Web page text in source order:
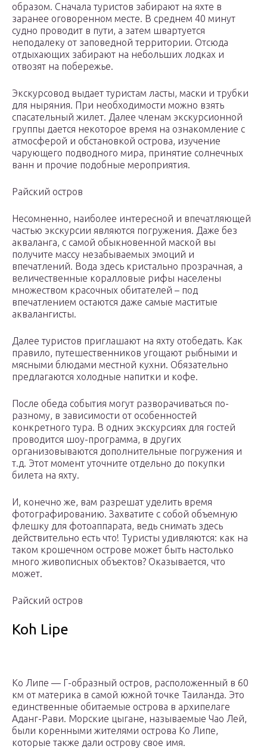
образом. Сначала туристов забирают на яхте в
заранее оговоренном месте. В среднем 40 минут
судно проводит в пути, а затем швартуется
неподалеку от заповедной территории. Отсюда
отдыхающих забирают на небольших лодках и
отвозят на побережье.
Экскурсовод выдает туристам ласты, маски и трубки
для ныряния. При необходимости можно взять
спасательный жилет. Далее членам экскурсионной
группы дается некоторое время на ознакомление с
атмосферой и обстановкой острова, изучение
чарующего подводного мира, принятие солнечных
ванн и прочие подобные мероприятия.
Райский остров
Несомненно, наиболее интересной и впечатляющей
частью экскурсии являются погружения. Даже без
акваланга, с самой обыкновенной маской вы
получите массу незабываемых эмоций и
впечатлений. Вода здесь кристально прозрачная, а
величественные коралловые рифы населены
множеством красочных обитателей – под
впечатлением остаются даже самые маститые
аквалангисты.
Далее туристов приглашают на яхту отобедать. Как
правило, путешественников угощают рыбными и
мясными блюдами местной кухни. Обязательно
предлагаются холодные напитки и кофе.
После обеда события могут разворачиваться по-
разному, в зависимости от особенностей
конкретного тура. В одних экскурсиях для гостей
проводится шоу-программа, в других
организовываются дополнительные погружения и
т.д. Этот момент уточните отдельно до покупки
билета на яхту.
И, конечно же, вам разрешат уделить время
фотографированию. Захватите с собой объемную
флешку для фотоаппарата, ведь снимать здесь
действительно есть что! Туристы удивляются: как на
таком крошечном острове может быть настолько
много живописных объектов? Оказывается, что
может.
Райский остров
Koh Lipe
Ко Липе — Г-образный остров, расположенный в 60
км от материка в самой южной точке Таиланда. Это
единственные обитаемые острова в архипелаге
Аданг-Рави. Морские цыгане, называемые Чао Лей,
были коренными жителями острова Ко Липе,
которые также дали острову свое имя.